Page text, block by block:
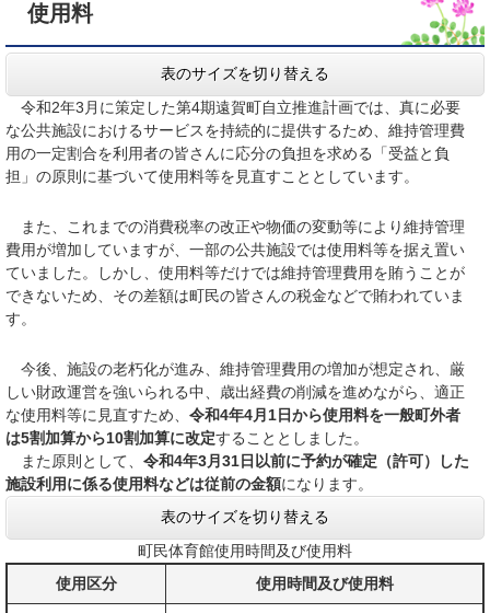
使用料
表のサイズを切り替える
令和2年3月に策定した第4期遠賀町自立推進計画では、真に必要
な公共施設におけるサービスを持続的に提供するため、維持管理費
用の一定割合を利用者の皆さんに応分の負担を求める「受益と負
担」の原則に基づいて使用料等を見直すこととしています。
また、これまでの消費税率の改正や物価の変動等により維持管理
費用が増加していますが、一部の公共施設では使用料等を据え置い
ていました。しかし、使用料等だけでは維持管理費用を賄うことが
できないため、その差額は町民の皆さんの税金などで賄われていま
す。
今後、施設の老朽化が進み、維持管理費用の増加が想定され、厳
しい財政運営を強いられる中、歳出経費の削減を進めながら、適正
な使用料等に見直すため、 令和4年4月1日から使用料を一般町外者
は5割加算から10割加算に改定することとしました。
また原則として、 令和4年3月31日以前に予約が確定（許可）した
施設利用に係る使用料などは従前の金額になります。
表のサイズを切り替える
町民体育館使用時間及び使用料
使用区分
使用時間及び使用料